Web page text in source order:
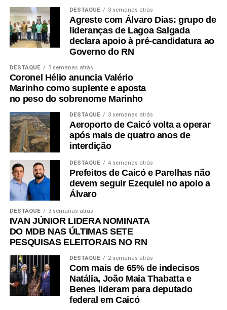
Guerra, e Sérgio Freire, assessor jurídico da FIERN.
Durante a reunião, os participantes destacaram a
importância da aproximação permanente entre o Poder
Legislativo e o setor produtivo para a construção de
soluções que favoreçam o ambiente de negócios, a
geração de emprego e renda e a atração de novos
investimentos.
O presidente Roberto Serquiz destacou a agenda de
desenvolvimento proposta pela FIERN que aponta para
iniciativas nas áreas de infraestrutura e regulatória com o
objetivo de incentivar o crescimento da indústria.
“O RN tem um enorme potencial para transformar as suas
riquezas, de forma sustentável, em oportunidade e renda
para o nosso povo e isso passa pelo fortalecimento da
DESTAQUE 3 semanas atrás
Agreste com Álvaro Dias: grupo de
lideranças de Lagoa Salgada
declara apoio à pré-candidatura ao
Governo do RN
DESTAQUE 3 semanas atrás
Coronel Hélio anuncia Valério
Marinho como suplente e aposta
no peso do sobrenome Marinho
DESTAQUE 3 semanas atrás
Aeroporto de Caicó volta a operar
após mais de quatro anos de
interdição
DESTAQUE 4 semanas atrás
Prefeitos de Caicó e Parelhas não
devem seguir Ezequiel no apoio a
Álvaro
DESTAQUE 3 semanas atrás
IVAN JÚNIOR LIDERA NOMINATA
DO MDB NAS ÚLTIMAS SETE
PESQUISAS ELEITORAIS NO RN
DESTAQUE 2 semanas atrás
Com mais de 65% de indecisos
Natália, João Maia Thabatta e
Benes lideram para deputado
federal em Caicó